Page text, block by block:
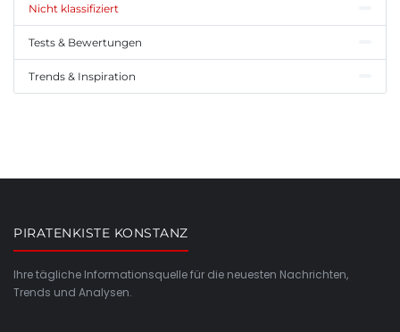
Nicht klassifiziert
Tests & Bewertungen
Trends & Inspiration
PIRATENKISTE KONSTANZ
Ihre tägliche Informationsquelle für die neuesten Nachrichten,
Trends und Analysen.